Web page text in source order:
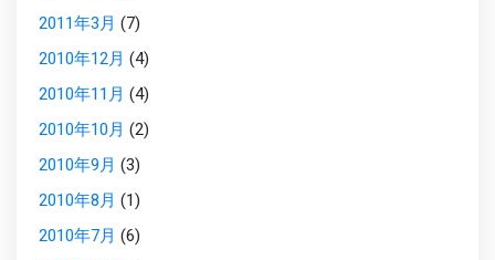
2011年3月 (7)
2010年12月 (4)
2010年11月 (4)
2010年10月 (2)
2010年9月 (3)
2010年8月 (1)
2010年7月 (6)